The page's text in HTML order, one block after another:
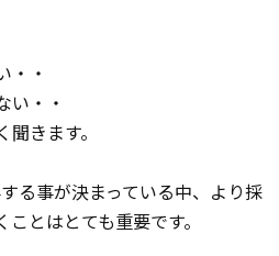
・・
い・・
きます。
る事が決まっている中、より採
とはとても重要です。